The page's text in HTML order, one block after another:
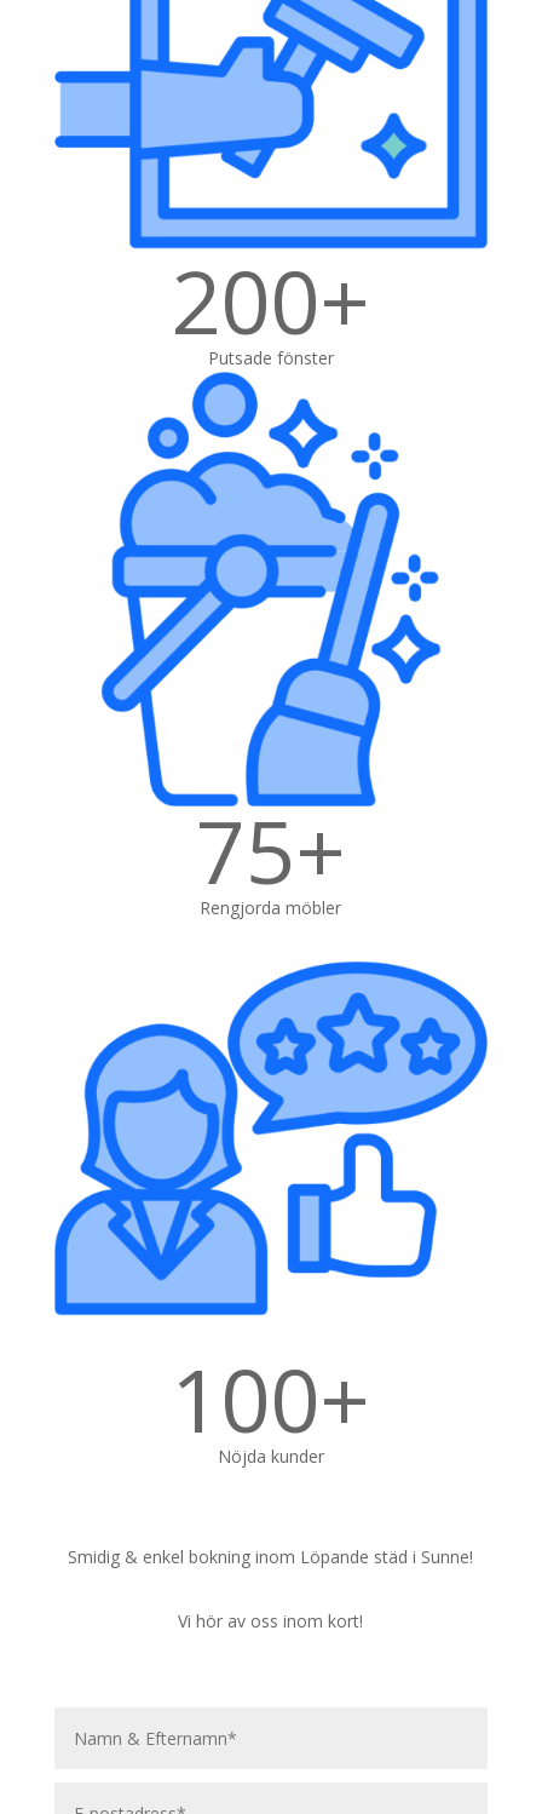
200+
Putsade fönster
75+
Rengjorda möbler
100+
Nöjda kunder
Smidig & enkel bokning inom Löpande städ i Sunne!
Vi hör av oss inom kort!